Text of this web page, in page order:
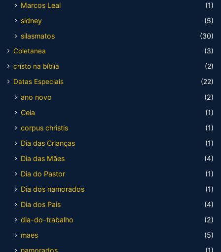
Marcos Leal
(1)
sidney
(5)
silasmatos
(30)
Coletanea
(3)
cristo na bíblia
(2)
Datas Especiais
(22)
ano novo
(2)
Ceia
(1)
corpus christis
(1)
Dia das Crianças
(1)
Dia das Mães
(4)
Dia do Pastor
(1)
Dia dos namorados
(1)
Dia dos Pais
(4)
dia-do-trabalho
(2)
maes
(5)
namorados
(1)